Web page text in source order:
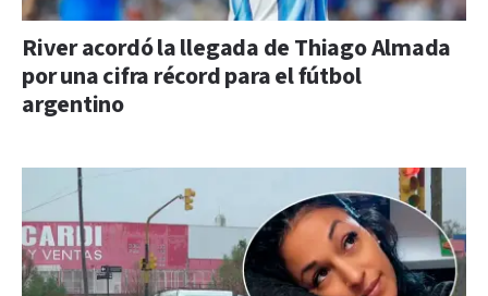
River acordó la llegada de Thiago Almada
por una cifra récord para el fútbol
argentino